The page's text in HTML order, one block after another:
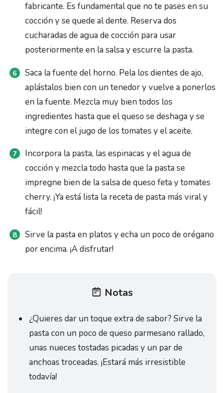
fabricante. Es fundamental que no te pases en su
cocción y se quede al dente. Reserva dos
cucharadas de agua de cocción para usar
posteriormente en la salsa y escurre la pasta.
Saca la fuente del horno. Pela los dientes de ajo,
aplástalos bien con un tenedor y vuelve a ponerlos
en la fuente. Mezcla muy bien todos los
ingredientes hasta que el queso se deshaga y se
integre con el jugo de los tomates y el aceite.
Incorpora la pasta, las espinacas y el agua de
cocción y mezcla todo hasta que la pasta se
impregne bien de la salsa de queso feta y tomates
cherry. ¡Ya está lista la receta de pasta más viral y
fácil!
Sirve la pasta en platos y echa un poco de orégano
por encima. ¡A disfrutar!
Notas
¿Quieres dar un toque extra de sabor? Sirve la
pasta con un poco de queso parmesano rallado,
unas nueces tostadas picadas y un par de
anchoas troceadas. ¡Estará más irresistible
todavía!